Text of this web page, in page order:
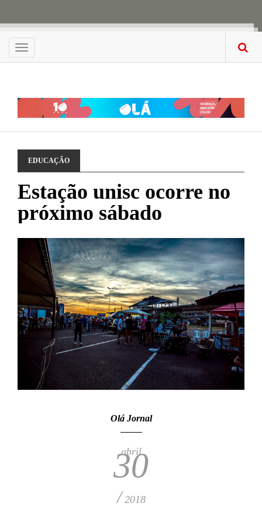
Menu
EDUCAÇÃO
Estação unisc ocorre no
próximo sábado
Olá Jornal
abril
30
/ 2018